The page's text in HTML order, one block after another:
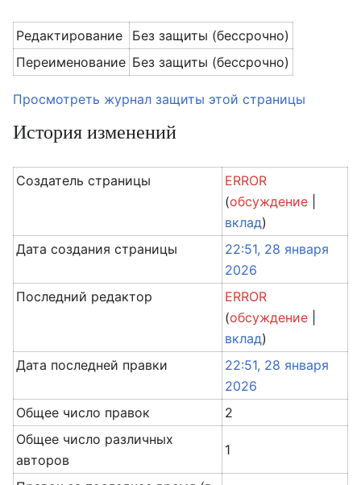
Редактирование
Без защиты (бессрочно)
Переименование Без защиты (бессрочно)
Просмотреть журнал защиты этой страницы
История изменений
Создатель страницы
ERROR
(обсуждение
вклад)
Дата создания страницы
22:51, 28 января
2026
Последний редактор
ERROR
(обсуждение
вклад)
Дата последней правки
22:51, 28 января
2026
Общее число правок
2
Общее число различных
авторов
1